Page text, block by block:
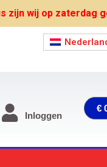
zijn wij op zaterdag
Inloggen
€